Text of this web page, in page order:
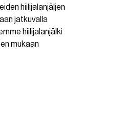
hiilijalanjäljen
jatkuvalla
hiilijalanjälki
mukaan